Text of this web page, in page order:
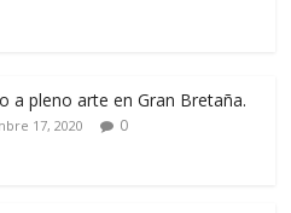
a pleno arte en Gran Bretaña.
17, 2020 0